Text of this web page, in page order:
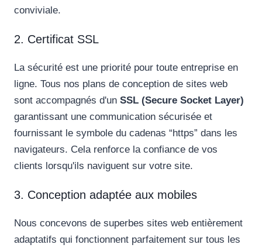
conviviale.
2. Certificat SSL
La sécurité est une priorité pour toute entreprise en
ligne. Tous nos plans de conception de sites web
sont accompagnés d'un SSL (Secure Socket Layer)
garantissant une communication sécurisée et
fournissant le symbole du cadenas “https” dans les
navigateurs. Cela renforce la confiance de vos
clients lorsqu'ils naviguent sur votre site.
3. Conception adaptée aux mobiles
Nous concevons de superbes sites web entièrement
adaptatifs qui fonctionnent parfaitement sur tous les